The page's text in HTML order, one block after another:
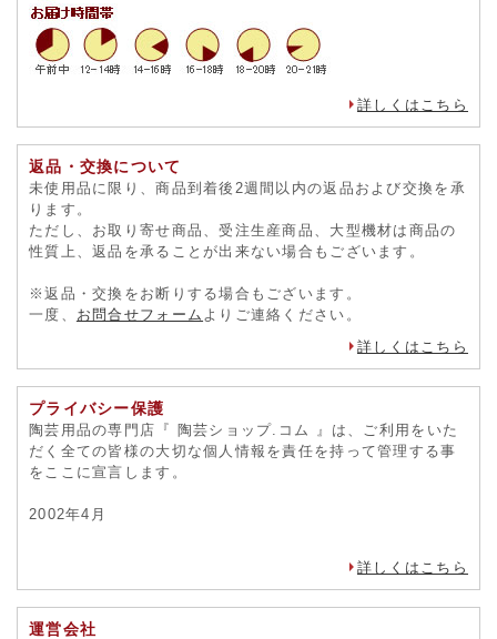
詳しくはこちら
返品・交換について
未使用品に限り、商品到着後2週間以内の返品および交換を承
ります。
ただし、お取り寄せ商品、受注生産商品、大型機材は商品の
性質上、返品を承ることが出来ない場合もございます。
※返品・交換をお断りする場合もございます。
一度、 お問合せフォーム よりご連絡ください。
詳しくはこちら
プライバシー保護
陶芸用品の専門店『 陶芸ショップ.コム 』は、ご利用をいた
だく全ての皆様の大切な個人情報を責任を持って管理する事
をここに宣言します。
2002年4月
詳しくはこちら
運営会社